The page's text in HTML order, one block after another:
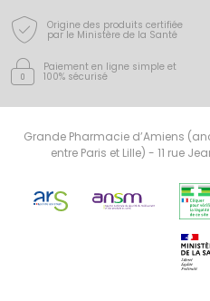
Origine des produits certifiée
par le Ministère de la Santé
Paiement en ligne simple et
100% sécurisé
Grande Pharmacie d’Amiens
entre Paris et Lille) - 11 rue